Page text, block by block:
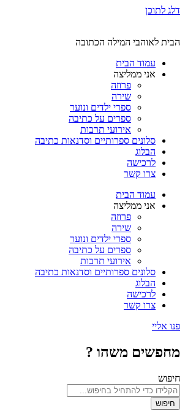
דלג לתוכן
הבית לאוהבי המילה הכתובה
עמוד הבית
אני ממליצה
פרוזה
שירה
ספרי ילדים ונוער
ספרים על כתיבה
אירועי תרבות
סלונים ספרותיים וסדנאות כתיבה
הבלוג
לרכישה
צרו קשר
עמוד הבית
אני ממליצה
פרוזה
שירה
ספרי ילדים ונוער
ספרים על כתיבה
אירועי תרבות
סלונים ספרותיים וסדנאות כתיבה
הבלוג
לרכישה
צרו קשר
פנו אליי
מחפשים משהו ?
חיפוש
חיפוש